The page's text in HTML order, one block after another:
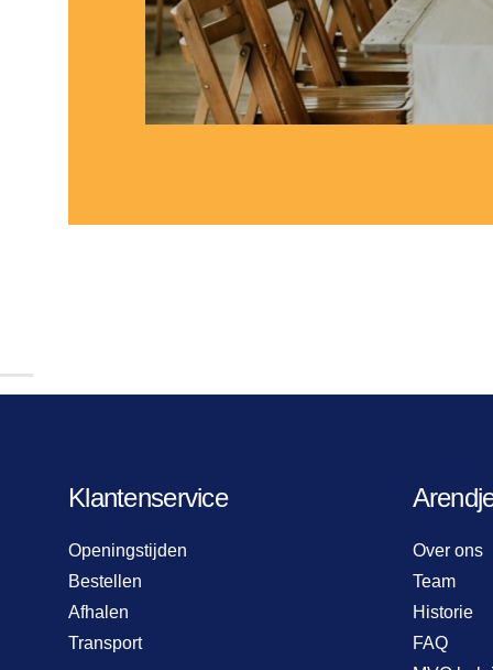
Klantenservice
Openingstijden
Bestellen
Afhalen
Transport
Over ons
Team
Historie
FAQ